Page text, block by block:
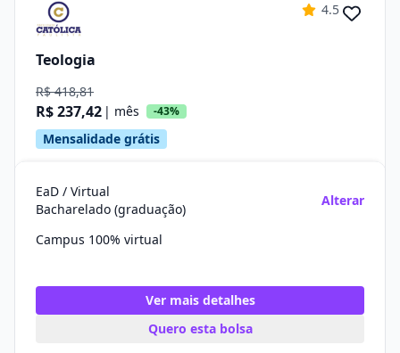
4.5
Teologia
R$ 418,81
R$ 237,42 | mês -43%
Mensalidade grátis
EaD / Virtual
Bacharelado (graduação)
Alterar
Campus 100% virtual
Ver mais detalhes
Quero esta bolsa